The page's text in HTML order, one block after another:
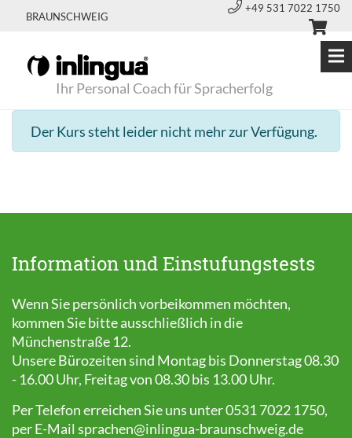
BRAUNSCHWEIG
+49 531 7022 1750
Ihr Personal Coach für Spracherfolg
Der Kurs steht leider nicht mehr zur Verfügung.
Information und Einstufungstests
Wenn Sie persönlich vorbeikommen möchten,
kommen Sie bitte ausschließlich in die
Münchenstraße 12.
Unsere Bürozeiten sind Montag bis Donnerstag 08.30
- 16.00 Uhr, Freitag von 08.30 bis 13.00 Uhr.
Per Telefon erreichen Sie uns unter 0531 7022 1750,
per E-Mail sprachen@inlingua-braunschweig.de